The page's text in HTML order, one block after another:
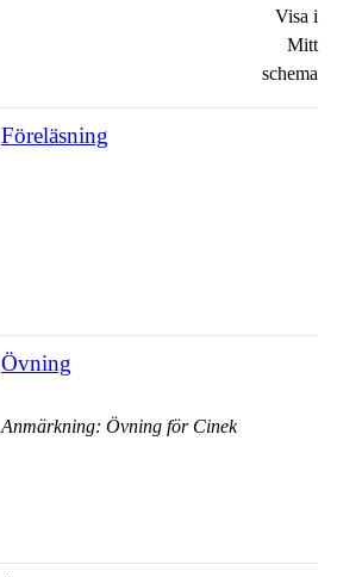
Visa i
Mitt
schema
Föreläsning
Övning
Anmärkning: Övning för Cinek